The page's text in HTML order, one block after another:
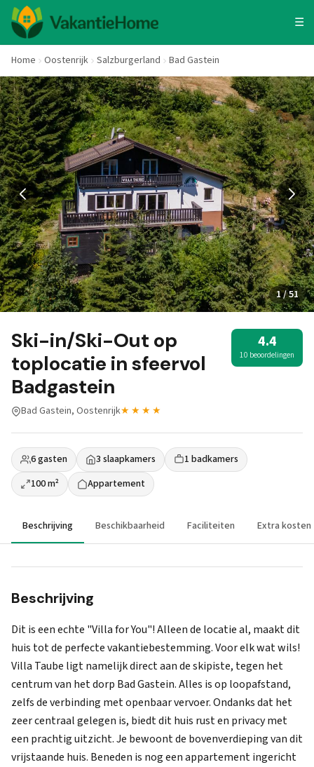
☰
Home Oostenrijk Salzburgerland Bad Gastein
1 / 51
Ski-in/Ski-Out op
toplocatie in sfeervol
Badgastein
4.4
10 beoordelingen
Bad Gastein, Oostenrijk★★★★
6 gasten 3 slaapkamers
1 badkamers
100 m²
Appartement
Beschrijving Beschikbaarheid Faciliteiten Extra kosten
Beschrijving
Dit is een echte "Villa for You"! Alleen de locatie al, maakt dit
huis tot de perfecte vakantiebestemming. Voor elk wat wils!
Villa Taube ligt namelijk direct aan de skipiste, tegen het
centrum van het dorp Bad Gastein. Alles is op loopafstand,
zelfs de verbinding met openbaar vervoer. Ondanks dat het
zeer centraal gelegen is, biedt dit huis rust en privacy met
een prachtig uitzicht. Je bewoont de bovenverdieping van dit
vrijstaande huis. Beneden is nog een appartement ingericht